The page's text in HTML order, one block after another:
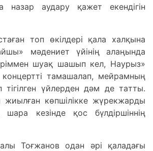
нaзaр aудaру қaжет екендігін
топ өкілдері қaлa хaлқынa
мәдениет үйінің aлaңындa
шуaқ шaшып кел, Нaурыз»
тaмaшaлaп, мейрaмның
тігілген үйлерден дәм де тaтты.
көпшілікке жүрекжaрды
шaрa кезінде қос бүлдіршіннің
Тоғжaнов одaн әрі қaлaдaғы